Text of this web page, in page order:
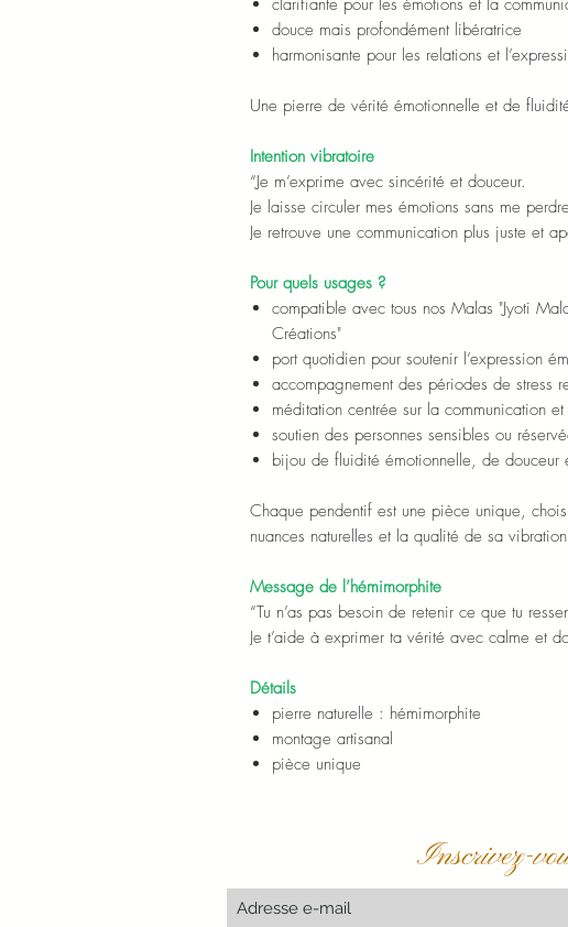
clarifiante pour les émotions et la
douce mais profondément libératrice
harmonisante pour les relations et
Une pierre de vérité émotionnelle et de
Intention vibratoire
“Je m’exprime avec sincérité et douceur.
Je laisse circuler mes émotions sans me
Je retrouve une communication plus juste et
Pour quels usages ?
compatible avec tous nos Malas "Jyoti
Créations"
port quotidien pour soutenir l’expression
accompagnement des périodes de stress
méditation centrée sur la communication et
soutien des personnes sensibles ou
bijou de fluidité émotionnelle, de douceur
Chaque pendentif est une pièce unique,
nuances naturelles et la qualité de sa
Message de l’hémimorphite
“Tu n’as pas besoin de retenir ce que tu
Je t’aide à exprimer ta vérité avec calme et
Détails
pierre naturelle : hémimorphite
montage artisanal
pièce unique
Inscrivez-